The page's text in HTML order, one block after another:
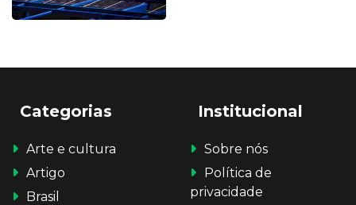
Categorias
Arte e cultura
Artigo
Brasil
Institucional
Sobre nós
Política de
privacidade